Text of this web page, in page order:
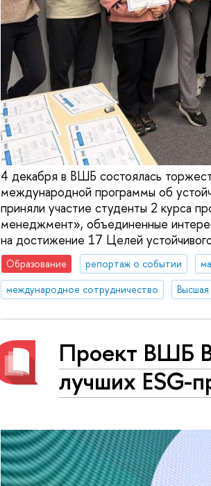
4 декабря в ВШБ состоялась
международной программы об
приняли участие студенты 2 курса
менеджмент», объединенные
на достижение 17 Целей
Образование репортаж о событии
международное сотрудничество
Проект ВШБ
лучших ESG-